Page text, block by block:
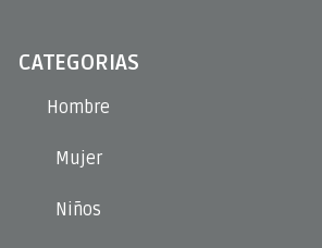
CATEGORIAS
Hombre
Mujer
Niños